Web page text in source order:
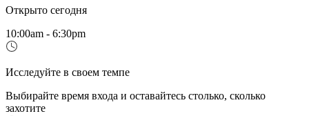
Открыто сегодня
10:00am - 6:30pm
Исследуйте в своем темпе
Выбирайте время входа и оставайтесь столько, сколько
захотите